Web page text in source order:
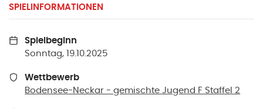
SPIELINFORMATIONEN
Spielbeginn
Sonntag, 19.10.2025
Wettbewerb
Bodensee-Neckar - gemischte Jugend F Staffel 2